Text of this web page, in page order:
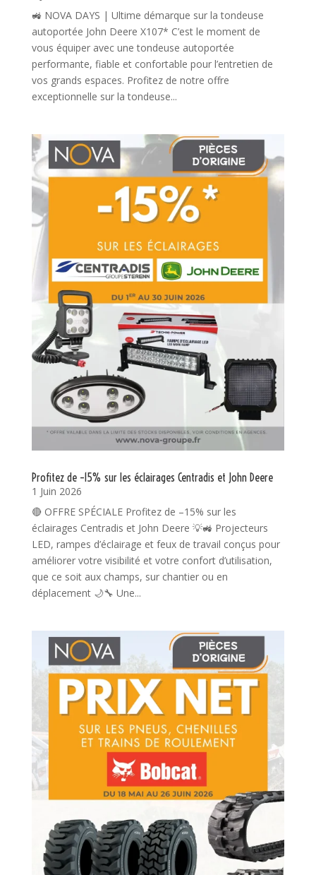
🚜 NOVA DAYS | Ultime démarque sur la tondeuse
autoportée John Deere X107* C’est le moment de
vous équiper avec une tondeuse autoportée
performante, fiable et confortable pour l’entretien de
vos grands espaces. Profitez de notre offre
exceptionnelle sur la tondeuse...
Profitez de –15% sur les éclairages Centradis et John Deere
1 Juin 2026
🔴 OFFRE SPÉCIALE Profitez de –15% sur les
éclairages Centradis et John Deere 💡🚜 Projecteurs
LED, rampes d’éclairage et feux de travail conçus pour
améliorer votre visibilité et votre confort d’utilisation,
que ce soit aux champs, sur chantier ou en
déplacement 🌙🔧 Une...